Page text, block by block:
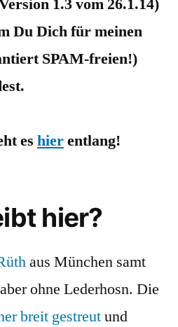
Du Dich für meinen
SPAM-freien!)
es hierentlang!
hier?
aus München samt
ohne Lederhosn. Die
breit gestreutund